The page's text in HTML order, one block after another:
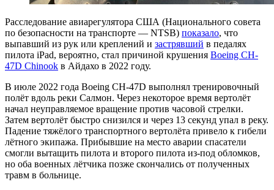
Расследование авиарегулятора США (Национального совета
по безопасности на транспорте — NTSB) показало, что
выпавший из рук или креплений и застрявший в педалях
пилота iPad, вероятно, стал причиной крушения Boeing CH-
47D Chinook в Айдахо в 2022 году.
В июле 2022 года Boeing CH-47D выполнял тренировочный
полёт вдоль реки Салмон. Через некоторое время вертолёт
начал неуправляемое вращение против часовой стрелки.
Затем вертолёт быстро снизился и через 13 секунд упал в реку.
Падение тяжёлого транспортного вертолёта привело к гибели
лётного экипажа. Прибывшие на место аварии спасатели
смогли вытащить пилота и второго пилота из-под обломков,
но оба военных лётчика позже скончались от полученных
травм в больнице.